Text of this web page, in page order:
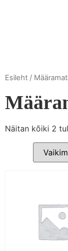
Esileht /
Näitan kõiki 2